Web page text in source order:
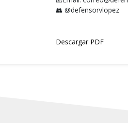
👥 @defensorvlopez
Descargar PDF